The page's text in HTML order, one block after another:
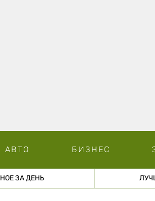
АВТО БИЗНЕС
ЗА ДЕНЬ